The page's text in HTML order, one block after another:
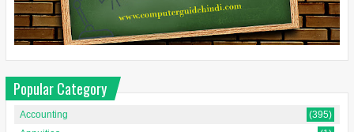
Popular Category
Accounting
(395)